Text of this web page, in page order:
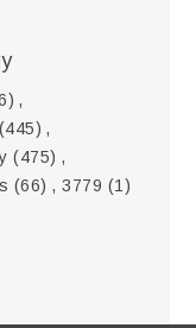
,
(445) ,
(475) ,
(66) , 3779 (1)